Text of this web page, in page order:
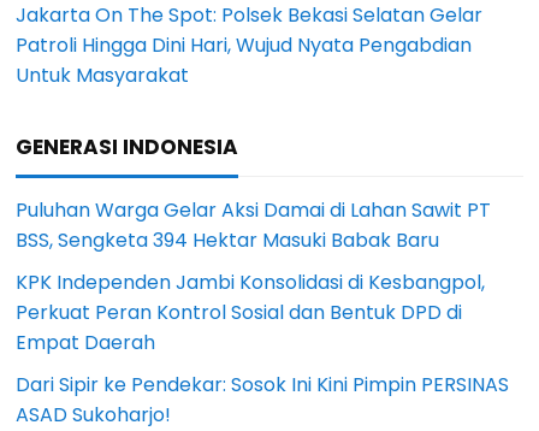
Jakarta On The Spot: Polsek Bekasi Selatan Gelar
Patroli Hingga Dini Hari, Wujud Nyata Pengabdian
Untuk Masyarakat
GENERASI INDONESIA
Puluhan Warga Gelar Aksi Damai di Lahan Sawit PT
BSS, Sengketa 394 Hektar Masuki Babak Baru
KPK Independen Jambi Konsolidasi di Kesbangpol,
Perkuat Peran Kontrol Sosial dan Bentuk DPD di
Empat Daerah
Dari Sipir ke Pendekar: Sosok Ini Kini Pimpin PERSINAS
ASAD Sukoharjo!